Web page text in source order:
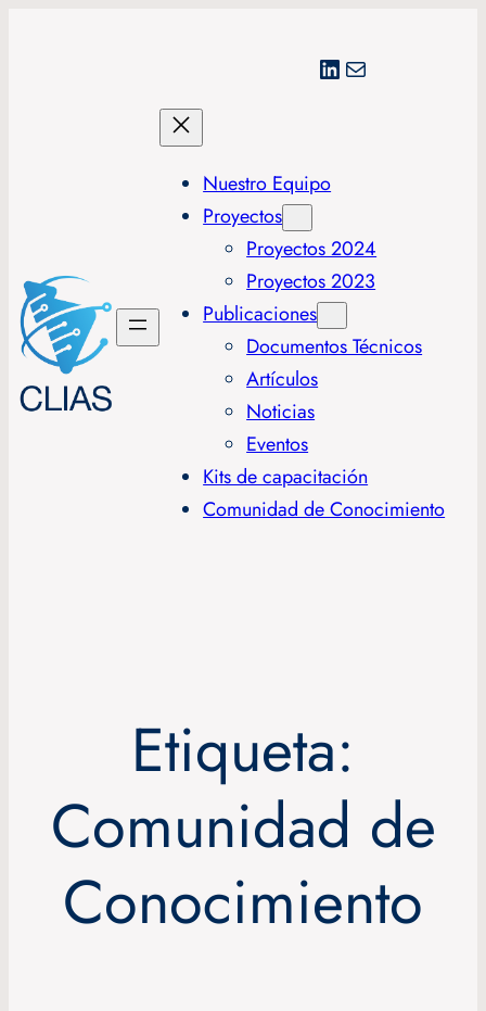
LinkedIn
Correo electrónico
Nuestro Equipo
Proyectos
Proyectos 2024
Proyectos 2023
Publicaciones
Documentos Técnicos
Artículos
Noticias
Eventos
Kits de capacitación
Comunidad de Conocimiento
Etiqueta:
Comunidad de
Conocimiento